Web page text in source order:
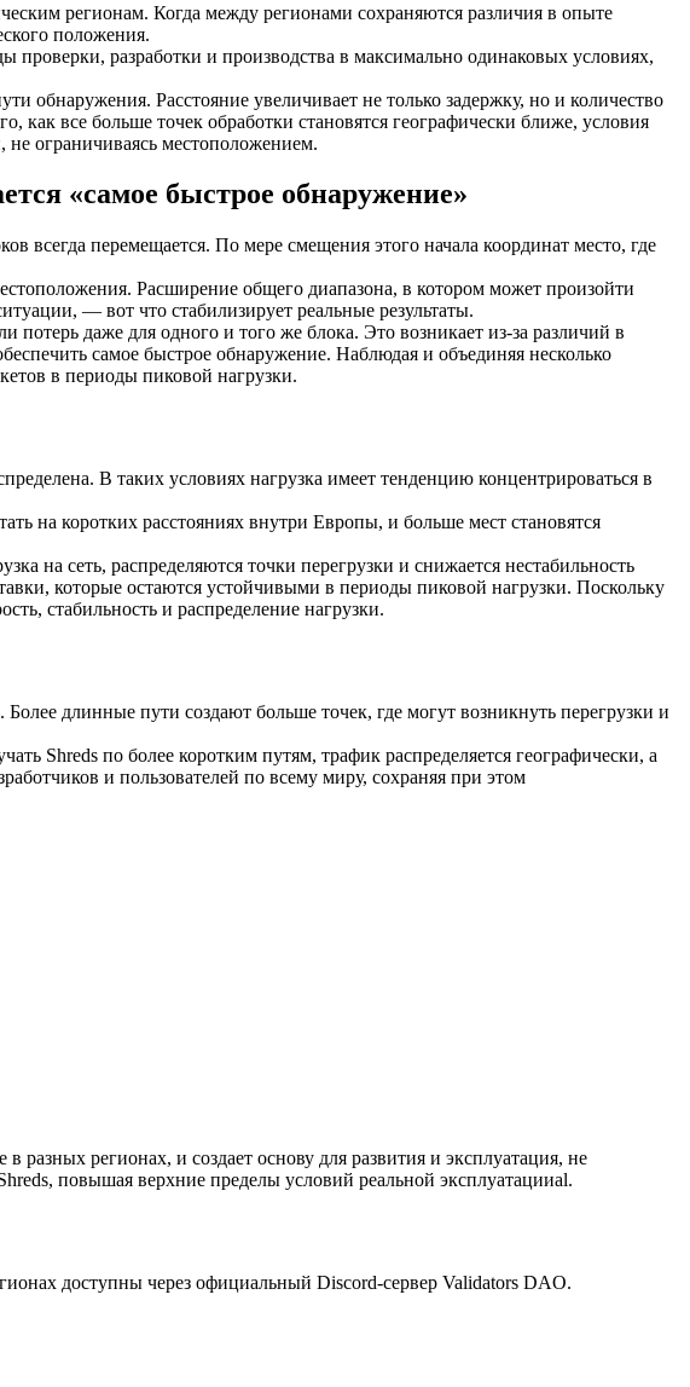
регионам. Когда между регионами сохраняются различия в опыте
положения.
проверки, разработки и производства в максимально одинаковых условиях,
обнаружения. Расстояние увеличивает не только задержку, но и количество
все больше точек обработки становятся географически ближе, условия
не ограничиваясь местоположением.
«самое быстрое обнаружение»
всегда перемещается. По мере смещения этого начала координат место, где
Расширение общего диапазона, в котором может произойти
— вот что стабилизирует реальные результаты.
даже для одного и того же блока. Это возникает из-за различий в
самое быстрое обнаружение. Наблюдая и объединяя несколько
в периоды пиковой нагрузки.
В таких условиях нагрузка имеет тенденцию концентрироваться в
на коротких расстояниях внутри Европы, и больше мест становятся
на сеть, распределяются точки перегрузки и снижается нестабильность
которые остаются устойчивыми в периоды пиковой нагрузки. Поскольку
стабильность и распределение нагрузки.
длинные пути создают больше точек, где могут возникнуть перегрузки и
Shreds по более коротким путям, трафик распределяется географически, а
и пользователей по всему миру, сохраняя при этом
разных регионах, и создает основу для развития и эксплуатация, не
повышая верхние пределы условий реальной эксплуатацииal.
доступны через официальный Discord-сервер Validators DAO.